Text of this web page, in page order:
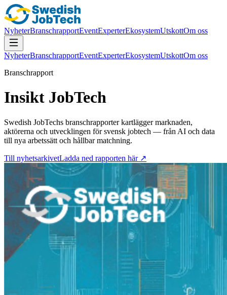
NyheterBranschrapportEventExperterEkosystemUtskottOm oss
NyheterBranschrapportEventExperterEkosystemUtskottOm oss
Branschrapport
Insikt JobTech
Swedish JobTechs branschrapporter kartlägger marknaden,
aktörerna och utvecklingen för svensk jobtech — från AI och data
till nya arbetssätt och hållbar matchning.
Till nyhetsarkivetLadda ned rapporten här ↗